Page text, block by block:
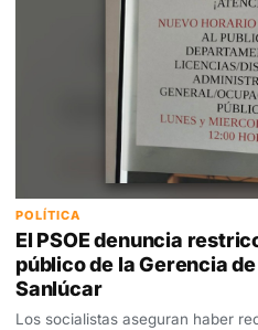
POLÍTICA
El PSOE denuncia
público de la Gerencia
Sanlúcar
Los socialistas aseguran haber